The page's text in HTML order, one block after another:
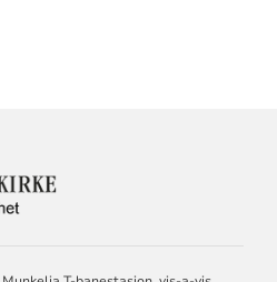
KONTAKTINFORMASJON